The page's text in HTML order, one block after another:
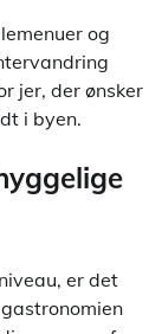
og
jer, der ønsker
i byen.
er det